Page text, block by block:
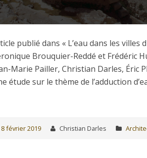
publié dans « L’eau dans les
Brouquier-Reddé et Frédéric
Marie Pailler, Christian Darles, Éric
étude sur le thème de l’adduction
février 2019 Christian Darles